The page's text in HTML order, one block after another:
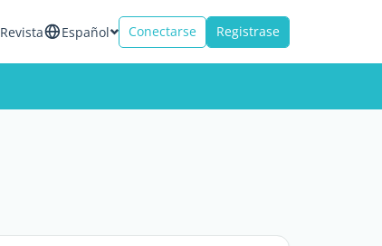
Revista Español Conectarse Registrase